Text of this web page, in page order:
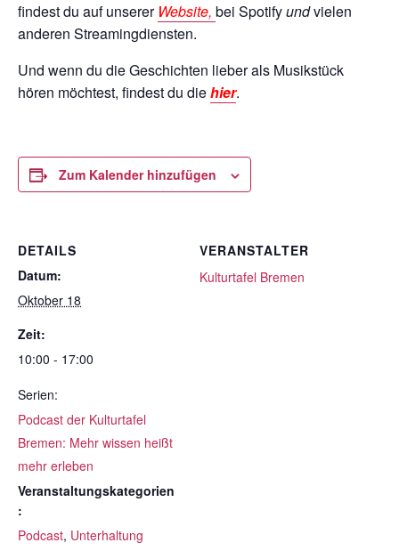
findest du auf unserer Website, bei Spotifyundvielen
anderen Streamingdiensten.
Und wenn du die Geschichten lieber als Musikstück
hören möchtest, findest du diehier.
Zum Kalender hinzufügen
DETAILS
Datum:
Oktober 18
Zeit:
10:00 - 17:00
Serien:
Podcast der Kulturtafel
Bremen: Mehr wissen heißt
mehr erleben
Veranstaltungskategorien
:
Podcast, Unterhaltung
VERANSTALTER
Kulturtafel Bremen